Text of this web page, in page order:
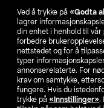
Ved å trykke på «Godta
lagrer
din enhet i henhold til vår
forbedre
nettstedet og for å
typer
annonserelaterte. For
krav om samtykke,
fungere. Hvis du
trykke på «Innstillinger».